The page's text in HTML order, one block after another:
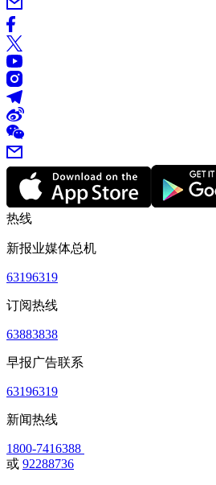
热线
新报业媒体总机
63196319
订阅热线
63883838
早报广告联系
63196319
新闻热线
1800-7416388
或 92288736